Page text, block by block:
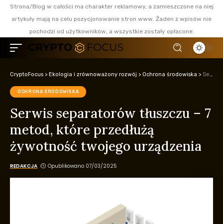
Strona/Blog w całości ma charakter reklamowy, a zamieszczone na niej
artykuły mają na celu pozycjonowanie stron www. Żaden z wpisów nie
pochodzi od użytkowników, a wszystkie zostały opłacone.
CryptoFocus > Ekologia i zrównoważony rozwój > Ochrona środowiska > Serwis separatorów tłuszczu – 7 metod, które przedłużą żywotność twojego urządzenia
OCHRONA ŚRODOWISKA
Serwis separatorów tłuszczu – 7
metod, które przedłużą
żywotność twojego urządzenia
REDAKCJA Opublikowano 07/03/2025